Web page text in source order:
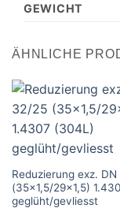
GEWICHT
ÄHNLICHE
Reduzierung exz.
(35×1,5/29×1,5)
geglüht/gevliesst